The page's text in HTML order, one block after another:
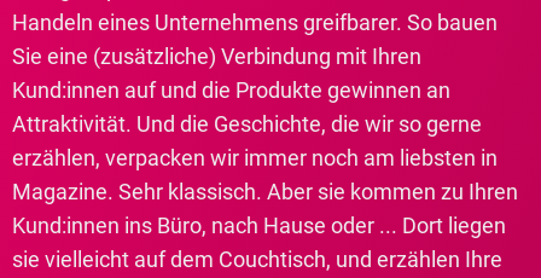
Handeln eines Unternehmens greifbarer. So bauen
Sie eine (zusätzliche) Verbindung mit Ihren
Kund:innen auf und die Produkte gewinnen an
Attraktivität. Und die Geschichte, die wir so gerne
erzählen, verpacken wir immer noch am liebsten in
Magazine. Sehr klassisch. Aber sie kommen zu Ihren
Kund:innen ins Büro, nach Hause oder ... Dort liegen
sie vielleicht auf dem Couchtisch, und erzählen Ihre